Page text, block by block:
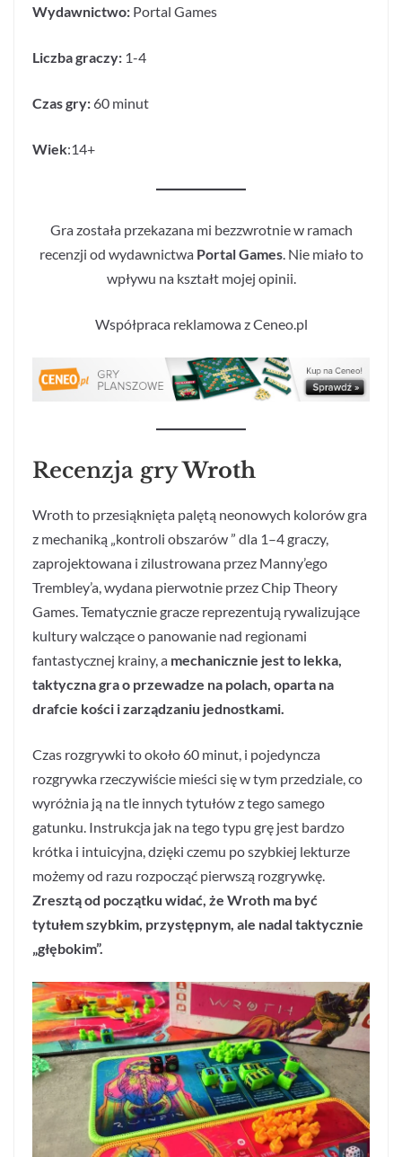
Wydawnictwo: Portal Games
Liczba graczy: 1-4
Czas gry: 60 minut
Wiek:14+
Gra została przekazana mi bezzwrotnie w ramach
recenzji od wydawnictwa Portal Games. Nie miało to
wpływu na kształt mojej opinii.
Współpraca reklamowa z Ceneo.pl
Recenzja gryWroth
Wroth to przesiąknięta palętą neonowych kolorów gra
z mechaniką „kontroli obszarów ” dla 1–4 graczy,
zaprojektowana i zilustrowana przez Manny’ego
Trembley’a, wydana pierwotnie przez Chip Theory
Games. Tematycznie gracze reprezentują rywalizujące
kultury walczące o panowanie nad regionami
fantastycznej krainy, a mechanicznie jest to lekka,
taktyczna gra o przewadze na polach, oparta na
drafcie kości i zarządzaniu jednostkami.
Czas rozgrywki to około 60 minut, i pojedyncza
rozgrywka rzeczywiście mieści się w tym przedziale, co
wyróżnia ją na tle innych tytułów z tego samego
gatunku. Instrukcja jak na tego typu grę jest bardzo
krótka i intuicyjna, dzięki czemu po szybkiej lekturze
możemy od razu rozpocząć pierwszą rozgrywkę.
Zresztą od początku widać, że Wroth ma być
tytułem szybkim, przystępnym, ale nadal taktycznie
„głębokim”.